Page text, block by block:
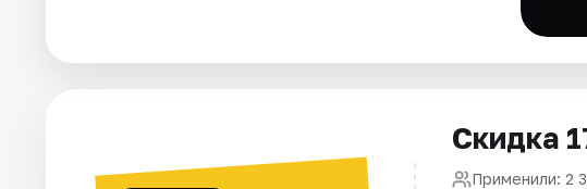
Скидка
Применили: 2